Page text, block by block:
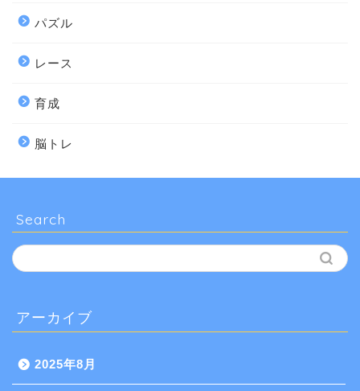
パズル
レース
育成
脳トレ
Search
アーカイブ
2025年8月